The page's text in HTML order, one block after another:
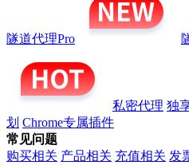
隧道代理Pro
私密代理 独
划 Chrome专属插件
常见问题
购买相关 产品相关 充值相关 发